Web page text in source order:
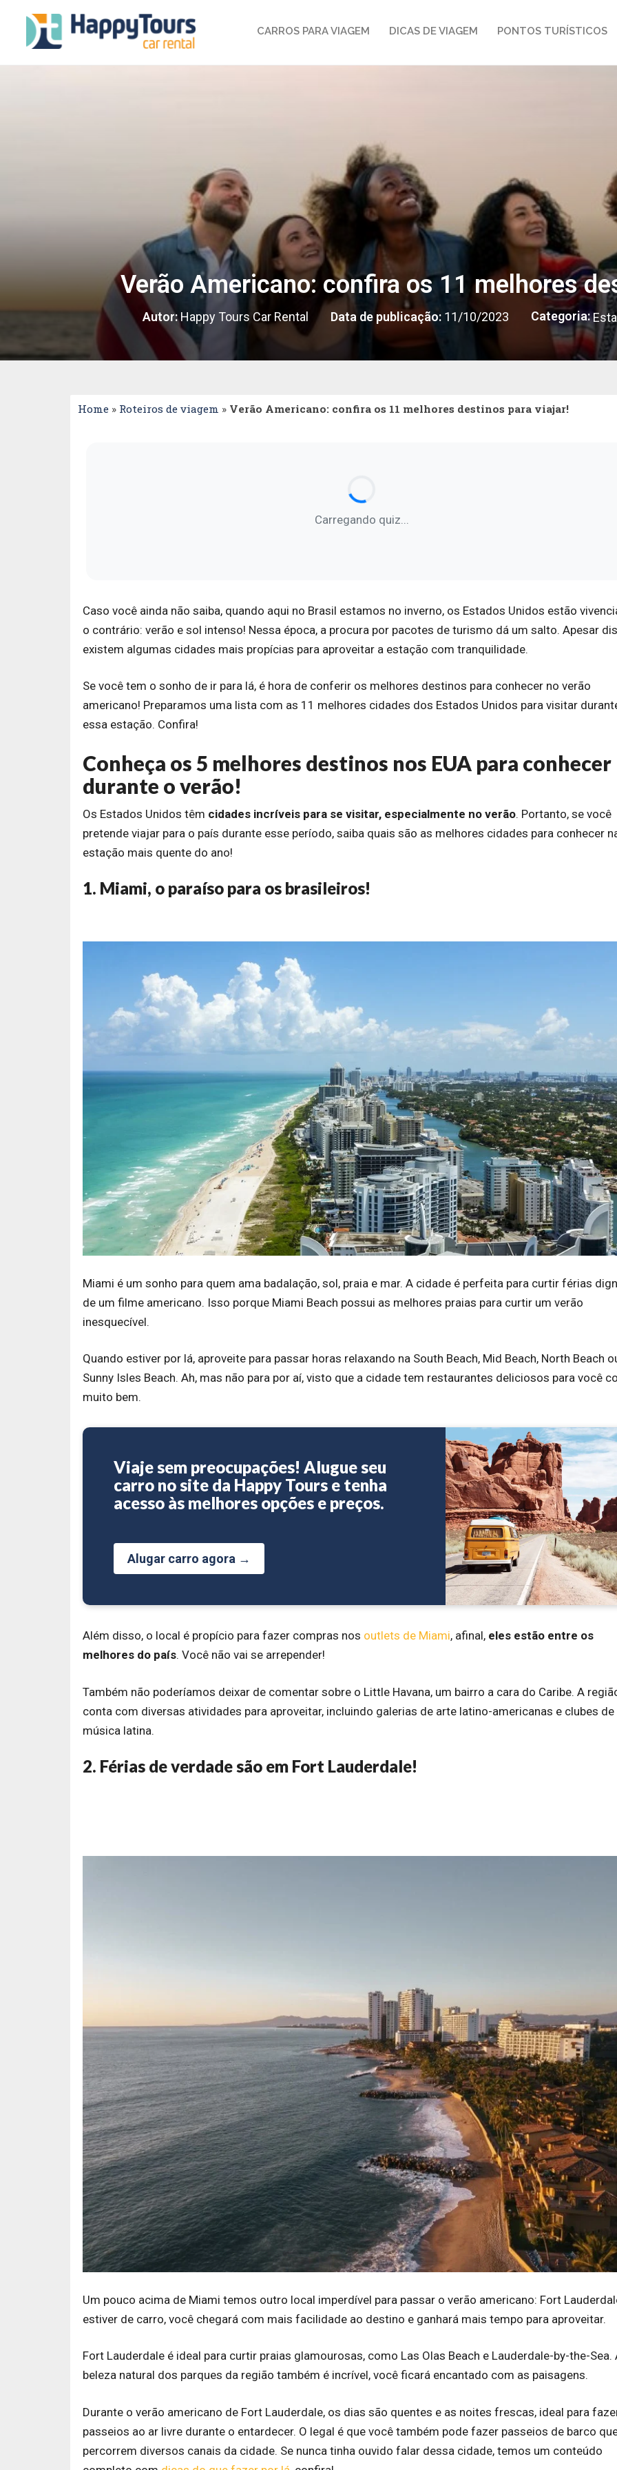
CARROS PARA VIAGEM DICAS DE VIAGEM PONTOS TURÍSTICOS
Verão Americano: confira os 11 melhores
Autor:Happy Tours Car Rental Data de publicação:11/10/2023 Categoria:
Home » Roteiros de viagem » Verão Americano: confira os 11 melhores destinos para viajar!
Carregando quiz...
Caso você ainda não saiba, quando aqui no Brasil estamos no inverno, os Estados Unidos estão
o contrário: verão e sol intenso! Nessa época, a procura por pacotes de turismo dá um salto. Apesar
existem algumas cidades mais propícias para aproveitar a estação com tranquilidade.
Se você tem o sonho de ir para lá, é hora de conferir os melhores destinos para conhecer no verão
americano! Preparamos uma lista com as 11 melhores cidades dos Estados Unidos para visitar
essa estação. Confira!
Conheça os 5 melhores destinos nos EUA para conhecer
durante o verão!
Os Estados Unidos têm cidades incríveis para se visitar, especialmente no verão. Portanto, se você
pretende viajar para o país durante esse período, saiba quais são as melhores cidades para conhecer
estação mais quente do ano!
1. Miami, o paraíso para os brasileiros!
Miami é um sonho para quem ama badalação, sol, praia e mar. A cidade é perfeita para curtir férias
de um filme americano. Isso porque Miami Beach possui as melhores praias para curtir um verão
inesquecível.
Quando estiver por lá, aproveite para passar horas relaxando na South Beach, Mid Beach, North Beach
Sunny Isles Beach. Ah, mas não para por aí, visto que a cidade tem restaurantes deliciosos para você
muito bem.
Viaje sem preocupações! Alugue seu
carro no site da Happy Tours e tenha
acesso às melhores opções e preços.
Alugar carro agora →
Além disso, o local é propício para fazer compras nos outlets de Miami, afinal, eles estão entre os
melhores do país. Você não vai se arrepender!
Também não poderíamos deixar de comentar sobre o Little Havana, um bairro a cara do Caribe. A
conta com diversas atividades para aproveitar, incluindo galerias de arte latino-americanas e clubes de
música latina.
2. Férias de verdade são em Fort Lauderdale!
Um pouco acima de Miami temos outro local imperdível para passar o verão americano: Fort
estiver de carro, você chegará com mais facilidade ao destino e ganhará mais tempo para aproveitar.
Fort Lauderdale é ideal para curtir praias glamourosas, como Las Olas Beach e Lauderdale-by-the-Sea.
beleza natural dos parques da região também é incrível, você ficará encantado com as paisagens.
Durante o verão americano de Fort Lauderdale, os dias são quentes e as noites frescas, ideal para
passeios ao ar livre durante o entardecer. O legal é que você também pode fazer passeios de barco
percorrem diversos canais da cidade. Se nunca tinha ouvido falar dessa cidade, temos um conteúdo